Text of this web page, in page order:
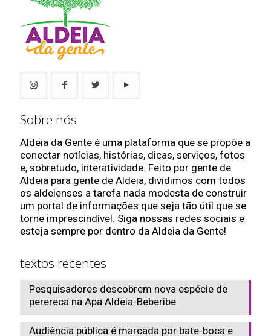
Sobre nós
Aldeia da Gente é uma plataforma que se propõe a
conectar notícias, histórias, dicas, serviços, fotos
e, sobretudo, interatividade. Feito por gente de
Aldeia para gente de Aldeia, dividimos com todos
os aldeienses a tarefa nada modesta de construir
um portal de informações que seja tão útil que se
torne imprescindível. Siga nossas redes sociais e
esteja sempre por dentro da Aldeia da Gente!
textos recentes
Pesquisadores descobrem nova espécie de
perereca na Apa Aldeia-Beberibe
Audiência pública é marcada por bate-boca e